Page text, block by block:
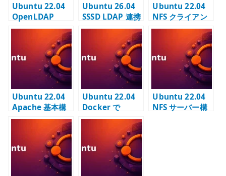
Ubuntu 22.04
OpenLDAP
LDAP ユーティ
ldapsearch /
ldapadd /
ldapmodify の
Ubuntu 26.04
SSSD LDAP 連携
– LDAP ユーザー
認証と TLS を設
Ubuntu 22.04
NFS クライアン
ト設定 – mount
と fstab の基本
Ubuntu 22.04
Apache 基本構
築 –
VirtualHost と
DocumentRoot
の基本
Ubuntu 22.04
Docker で
Nginx コンテナ
を外部公開する –
port publish の
基本
Ubuntu 22.04
NFS サーバー構